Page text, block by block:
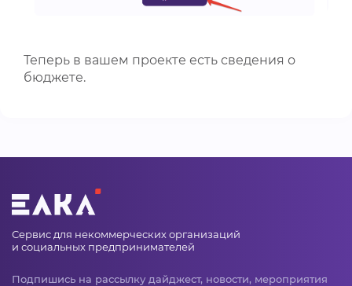
Теперь в вашем проекте есть сведения о
бюджете.
Сервис для некоммерческих организаций
и социальных предпринимателей
Подпишись на рассылку дайджест, новости, мероприятия